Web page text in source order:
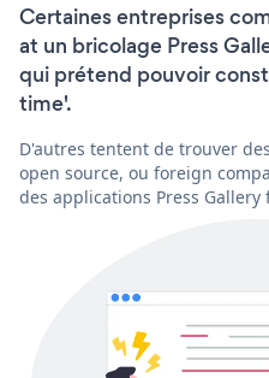
Certaines entreprises
at un bricolage Press
qui prétend pouvoir
time'.
D'autres tentent de trouver
open source, ou foreign
des applications Press